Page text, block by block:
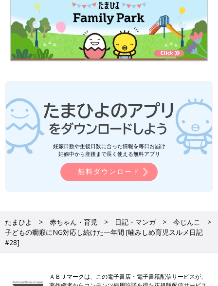
妊娠日数や生後日数に合った情報を毎日お届け
妊娠中から産後まで長く使える無料アプリ
無料ダウンロード
たまひよ 赤ちゃん・育児 日記・マンガ
今じんこ
子どもの癇癪にNG対応し続けた一年間 [噛みしめ育児スルメ日記
#28]
ＡＢＪマークは、この電子書店・電子書籍配信サービスが、